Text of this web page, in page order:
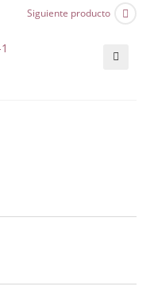
Siguiente producto